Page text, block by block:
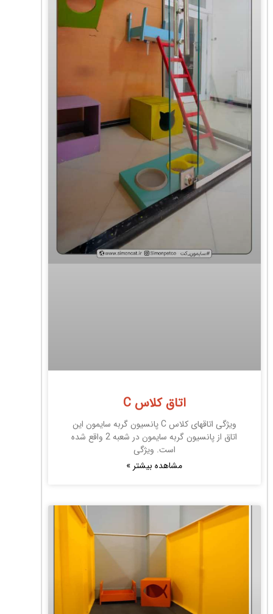
اتاق کلاس C
ویژگی اتاقهای کلاس C پانسیون گربه سایمون این
اتاق از پانسیون گربه سایمون در شعبه 2 واقع شده
است. ویژگی
مشاهده بیشتر »